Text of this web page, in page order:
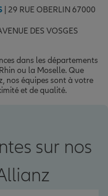
| 29 RUE OBERLIN 67000
DES VOSGES
dans les départements
ou la Moselle. Que
nos équipes sont à votre
et de qualité.
sur nos